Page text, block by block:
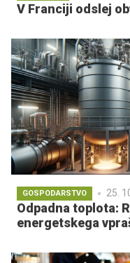
V Franciji odslej
GOSPODARSTVO 25.
Odpadna toplota:
energetskega